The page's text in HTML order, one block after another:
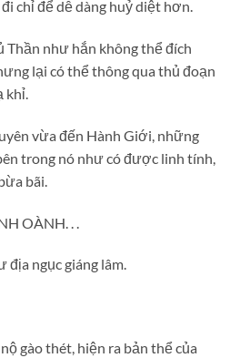
chỉ để dễ dàng huỷ diệt hơn.
Thần như hắn không thể đích
lại có thể thông qua thủ đoạn
khỉ.
vừa đến Hành Giới, những
trong nó như có được linh tính,
bãi.
OÀNH. . .
địa ngục giáng lâm.
gào thét, hiện ra bản thể của